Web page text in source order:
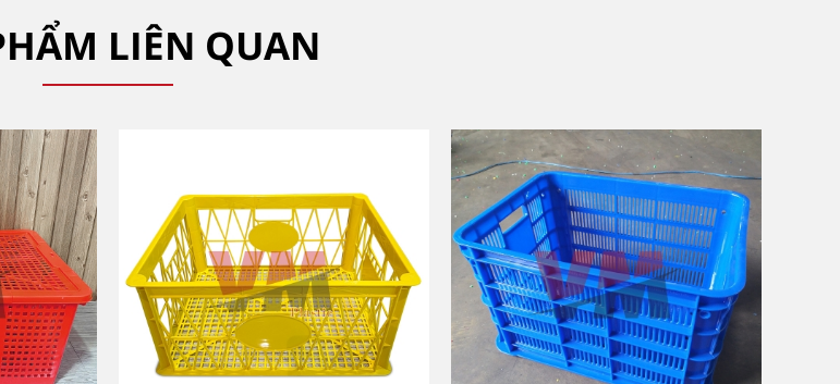
LIÊN QUAN